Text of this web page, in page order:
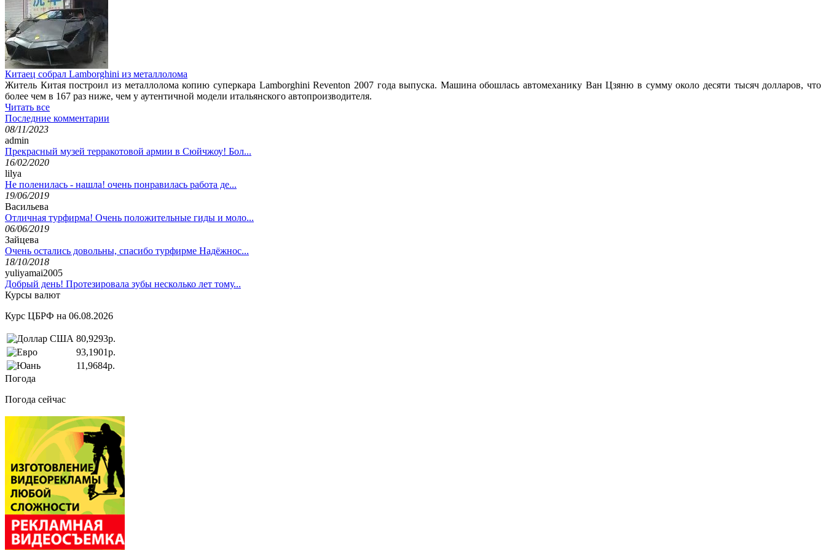
Китаец собрал Lamborghini из металлолома
Житель Китая построил из металлолома копию суперкара Lamborghini Reventon 2007 года выпуска. Машина обошлась автомеханику Ван Цзяню в сумму около десяти тысяч долларов, что
более чем в 167 раз ниже, чем у аутентичной модели итальянского автопроизводителя.
Читать все
Последние комментарии
08/11/2023
admin
Прекрасный музей терракотовой армии в Сюйчжоу! Бол...
16/02/2020
lilya
Не поленилась - нашла! очень понравилась работа де...
19/06/2019
Васильева
Отличная турфирма! Очень положительные гиды и моло...
06/06/2019
Зайцева
Очень остались довольны, спасибо турфирме Надёжнос...
18/10/2018
yuliyamai2005
Добрый день! Протезировала зубы несколько лет тому...
Курсы валют
Курс ЦБРФ на 06.08.2026
80,9293р.
93,1901р.
11,9684р.
Погода
Погода сейчас